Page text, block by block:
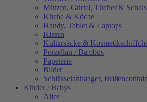
Mützen, Gürtel, Tücher & Schals
Küche & Köche
Handy, Tablet & Laptops
Kissen
Kultursäcke &
Porzellan / Bambus
Papeterie
Bilder
Schlüsselanhänger,
Kinder / Babys
Alles